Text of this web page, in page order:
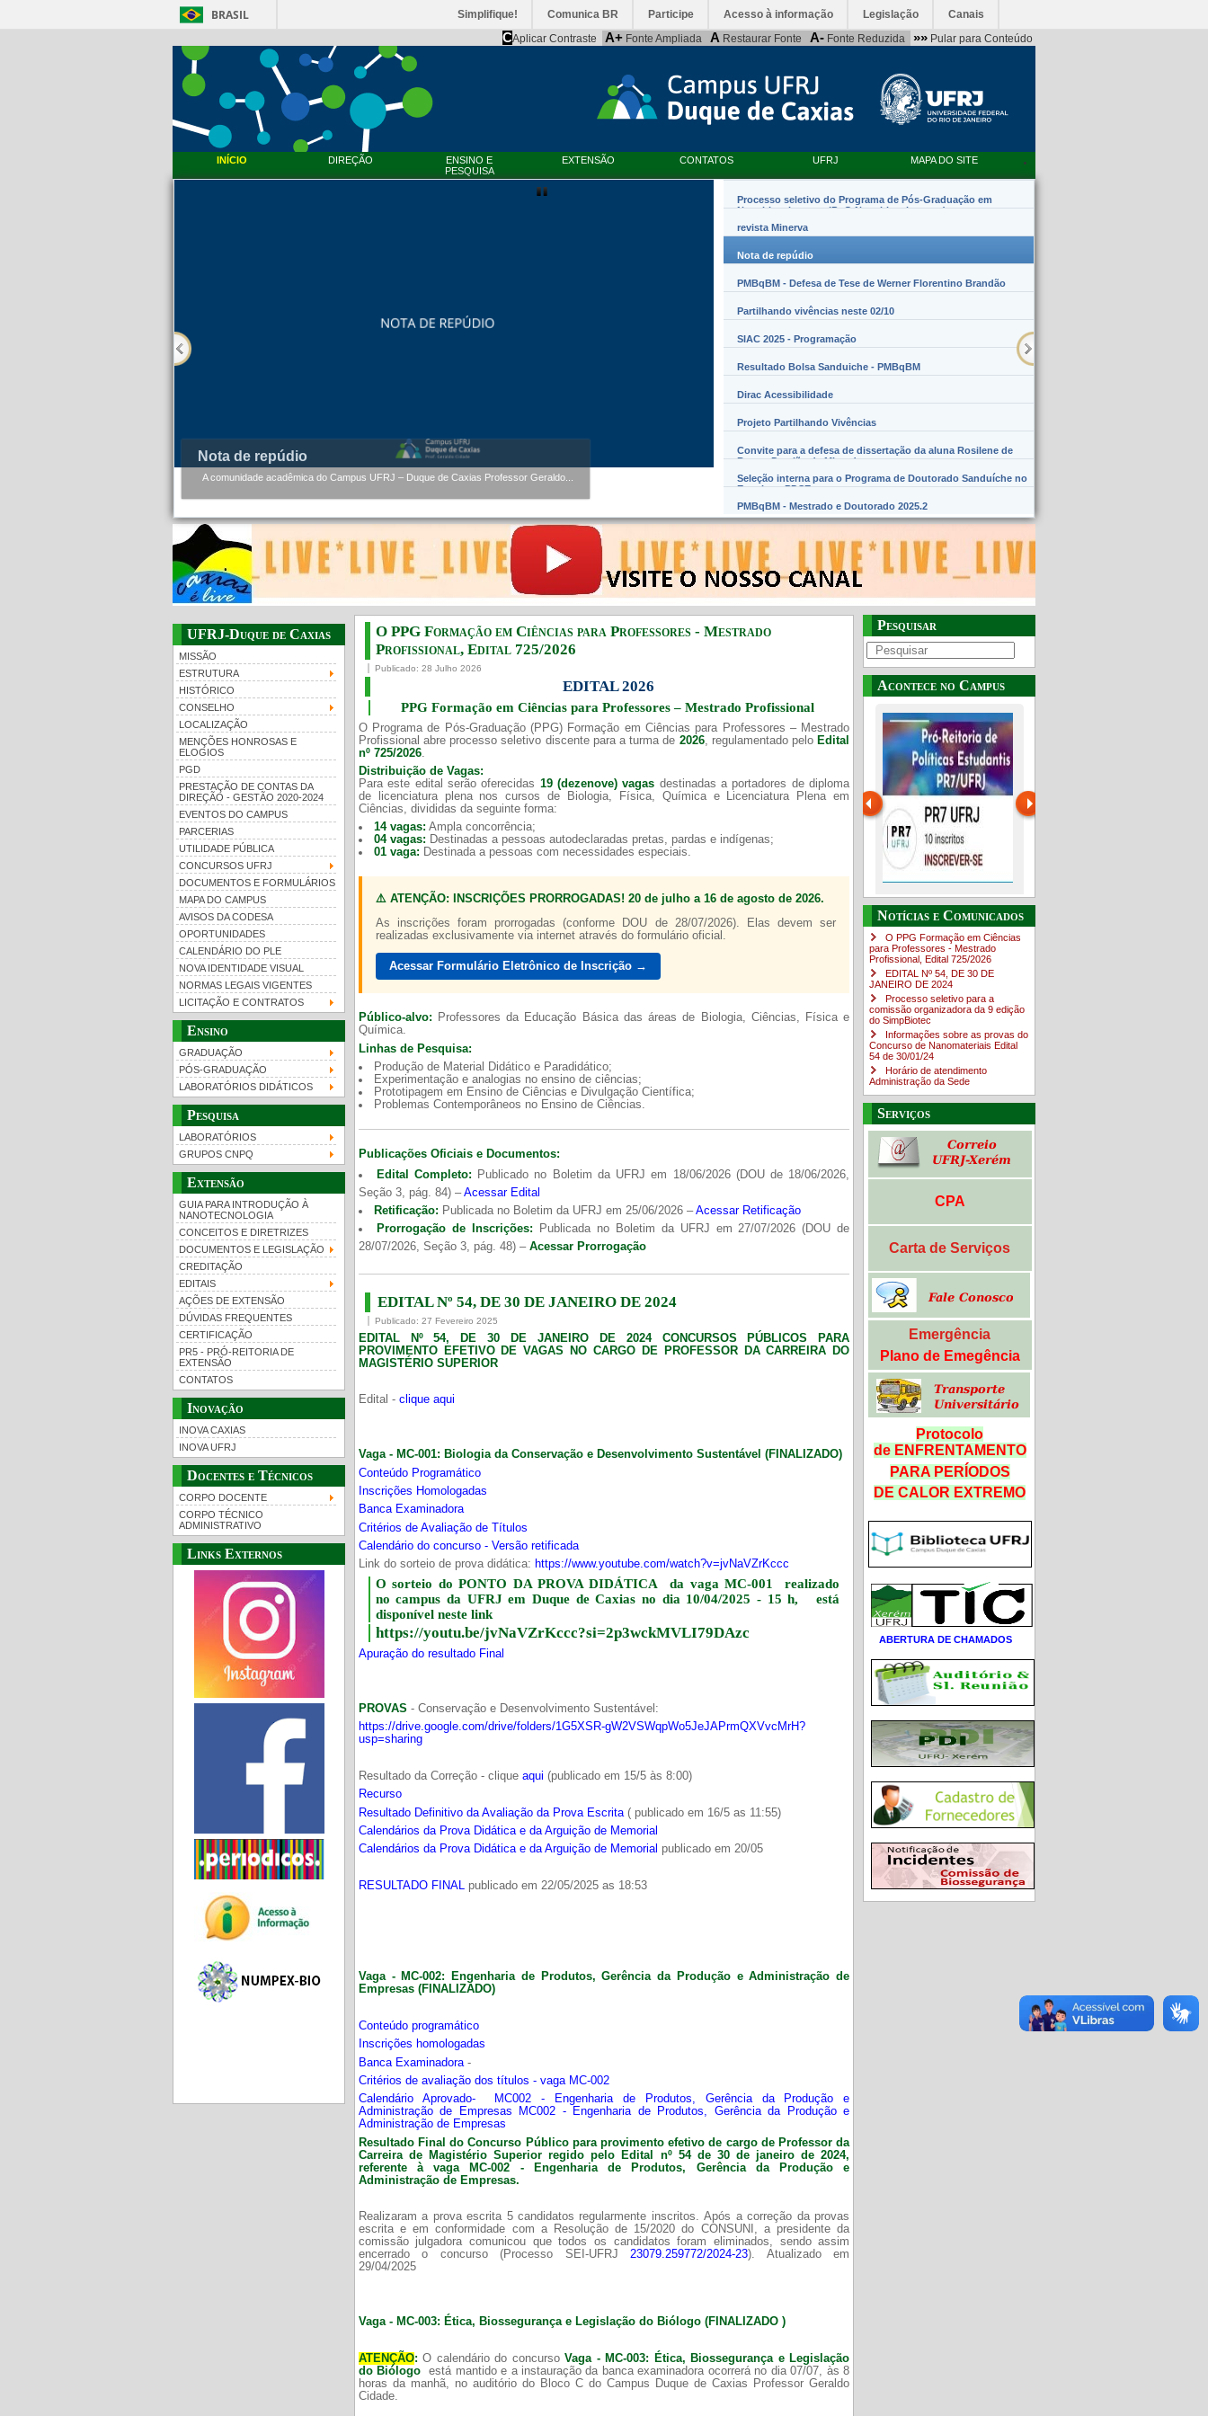
BRASIL Simplifique! Comunica BR Participe Acesso à informação Legislação Canais
CAplicar Contraste A+ Fonte Ampliada A Restaurar Fonte A- Fonte Reduzida »» Pular para Conteúdo
INÍCIO DIREÇÃO
ENSINO E
PESQUISA
EXTENSÃO CONTATOS UFRJ MAPA DO SITE
PMBqBM - Defesa de Tese de Werner Florentino Brandão
PMBqBM - Defesa de Doutorado - Werner Florentino Brandão A...
Processo seletivo do Programa de Pós-Graduação em
Nanobiossistemas (PpG Nanobiossistemas)
revista Minerva
Nota de repúdio
PMBqBM - Defesa de Tese de Werner Florentino Brandão
Partilhando vivências neste 02/10
SIAC 2025 - Programação
Resultado Bolsa Sanduiche - PMBqBM
Dirac Acessibilidade
Projeto Partilhando Vivências
Convite para a defesa de dissertação da aluna Rosilene de
Barros Damião de Miranda
Seleção interna para o Programa de Doutorado Sanduíche no
Exterior – PDSE
PMBqBM - Mestrado e Doutorado 2025.2
UFRJ-Duque de Caxias
MISSÃO
ESTRUTURA
HISTÓRICO
CONSELHO
LOCALIZAÇÃO
MENÇÕES HONROSAS E
ELOGIOS
PGD
PRESTAÇÃO DE CONTAS DA
DIREÇÃO - GESTÃO 2020-2024
EVENTOS DO CAMPUS
PARCERIAS
UTILIDADE PÚBLICA
CONCURSOS UFRJ
DOCUMENTOS E FORMULÁRIOS
MAPA DO CAMPUS
AVISOS DA CODESA
OPORTUNIDADES
CALENDÁRIO DO PLE
NOVA IDENTIDADE VISUAL
NORMAS LEGAIS VIGENTES
LICITAÇÃO E CONTRATOS
Ensino
GRADUAÇÃO
PÓS-GRADUAÇÃO
LABORATÓRIOS DIDÁTICOS
Pesquisa
LABORATÓRIOS
GRUPOS CNPQ
Extensão
GUIA PARA INTRODUÇÃO À
NANOTECNOLOGIA
CONCEITOS E DIRETRIZES
DOCUMENTOS E LEGISLAÇÃO
CREDITAÇÃO
EDITAIS
AÇÕES DE EXTENSÃO
DÚVIDAS FREQUENTES
CERTIFICAÇÃO
PR5 - PRÓ-REITORIA DE
EXTENSÃO
CONTATOS
Inovação
INOVA CAXIAS
INOVA UFRJ
Docentes e Técnicos
CORPO DOCENTE
CORPO TÉCNICO
ADMINISTRATIVO
Links Externos
O PPG Formação em Ciências para Professores - Mestrado
Profissional, Edital ​725/202​6
Publicado: 28 Julho 2026
EDITAL 2026
PPG Formação em Ciências para Professores – Mestrado Profissional
O Programa de Pós-Graduação (PPG) Formação em Ciências para Professores – Mestrado
Profissional abre processo seletivo discente para a turma de 2026, regulamentado pelo Edital
nº 725/2026.
Distribuição de Vagas:
Para este edital serão oferecidas 19 (dezenove) vagas destinadas a portadores de diploma
de licenciatura plena nos cursos de Biologia, Física, Química e Licenciatura Plena em
Ciências, divididas da seguinte forma:
14 vagas: Ampla concorrência;
04 vagas: Destinadas a pessoas autodeclaradas pretas, pardas e indígenas;
01 vaga: Destinada a pessoas com necessidades especiais.
⚠️ ATENÇÃO: INSCRIÇÕES PRORROGADAS! 20 de julho a 16 de agosto de 2026.
As inscrições foram prorrogadas (conforme DOU de 28/07/2026). Elas devem ser
realizadas exclusivamente via internet através do formulário oficial.
Acessar Formulário Eletrônico de Inscrição →
Público-alvo: Professores da Educação Básica das áreas de Biologia, Ciências, Física e
Química.
Linhas de Pesquisa:
Produção de Material Didático e Paradidático;
Experimentação e analogias no ensino de ciências;
Prototipagem em Ensino de Ciências e Divulgação Científica;
Problemas Contemporâneos no Ensino de Ciências.
Publicações Oficiais e Documentos:
Edital Completo: Publicado no Boletim da UFRJ em 18/06/2026 (DOU de 18/06/2026,
Seção 3, pág. 84) –Acessar Edital
Retificação: Publicada no Boletim da UFRJ em 25/06/2026 –Acessar Retificação
Prorrogação de Inscrições: Publicada no Boletim da UFRJ em 27/07/2026 (DOU de
28/07/2026, Seção 3, pág. 48) – Acessar Prorrogação
EDITAL Nº 54, DE 30 DE JANEIRO DE 2024
Publicado: 27 Fevereiro 2025
EDITAL Nº 54, DE 30 DE JANEIRO DE 2024 CONCURSOS PÚBLICOS PARA
PROVIMENTO EFETIVO DE VAGAS NO CARGO DE PROFESSOR DA CARREIRA DO
MAGISTÉRIO SUPERIOR
Edital - clique aqui
Vaga - MC-001: Biologia da Conservação e Desenvolvimento Sustentável (FINALIZADO)
Conteúdo Programático
Inscrições Homologadas
Banca Examinadora
Critérios de Avaliação de Títulos
Calendário do concurso - Versão retificada
Link do sorteio de prova didática: https://www.youtube.com/watch?v=jvNaVZrKccc
O sorteio do PONTO DA PROVA DIDÁTICA da vaga MC-001 realizado
no campus da UFRJ em Duque de Caxias no dia 10/04/2025 - 15 h, está
disponível neste link
https://youtu.be/jvNaVZrKccc?si=2p3wckMVLI79DAzc
Apuração do resultado Final
PROVAS - Conservação e Desenvolvimento Sustentável:
https://drive.google.com/drive/folders/1G5XSR-gW2VSWqpWo5JeJAPrmQXVvcMrH?
usp=sharing
Resultado da Correção - clique aqui (publicado em 15/5 às 8:00)
Recurso
Resultado Definitivo da Avaliação da Prova Escrita( publicado em 16/5 as 11:55)
Calendários da Prova Didática e da Arguição de Memorial
Calendários da Prova Didática e da Arguição de Memorial publicado em 20/05
RESULTADO FINAL publicado em 22/05/2025 as 18:53
Vaga - MC-002: Engenharia de Produtos, Gerência da Produção e Administração de
Empresas (FINALIZADO)
Conteúdo programático
Inscrições homologadas
Banca Examinadora -
Critérios de avaliação dos títulos - vaga MC-002
Calendário Aprovado- MC002 - Engenharia de Produtos, Gerência da Produção e
Administração de Empresas MC002 - Engenharia de Produtos, Gerência da Produção e
Administração de Empresas
Resultado Final do Concurso Público para provimento efetivo de cargo de Professor da
Carreira de
Magistério Superior regido pelo Edital nº 54 de 30 de janeiro de 2024,
referente à vaga MC-002 -
Engenharia de Produtos, Gerência da Produção e
Administração de Empresas.
Realizaram a prova escrita 5 candidatos regularmente inscritos. Após a correção da provas
escrita e em conformidade com a Resolução de 15/2020 do CONSUNI, a presidente da
comissão julgadora comunicou que todos os candidatos foram eliminados, sendo assim
encerrado o concurso (Processo SEI-UFRJ23079.259772/2024-23). Atualizado em
29/04/2025
Vaga - MC-003: Ética, Biossegurança e Legislação do Biólogo (FINALIZADO )
ATENÇÃO: O calendário do concursoVaga - MC-003: Ética, Biossegurança e Legislação
do Biólogo
está mantido e a instauração da banca examinadora ocorrerá no dia 07/07, às 8
horas da manhã, no auditório do Bloco C do Campus Duque de Caxias Professor Geraldo
Cidade.
Pesquisar
Acontece no Campus
Guia de boas práticas
UFRJ 100 anos Notícias e Comunicados
O PPG Formação em Ciências
para Professores - Mestrado
Profissional, Edital ​725/202​6
EDITAL Nº 54, DE 30 DE
JANEIRO DE 2024
Processo seletivo para a
comissão organizadora da 9 edição
do SimpBiotec
Informações sobre as provas do
Concurso de Nanomateriais Edital
54 de 30/01/24
Horário de atendimento
Administração da Sede
Serviços
CPA
Carta de Serviços
Emergência
Plano de Emegência
Protocolo
de ENFRENTAMENTO
PARA PERÍODOS
DE CALOR EXTREMO
ABERTURA DE CHAMADOS